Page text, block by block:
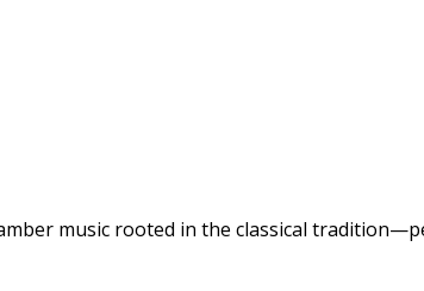
music rooted in the classical